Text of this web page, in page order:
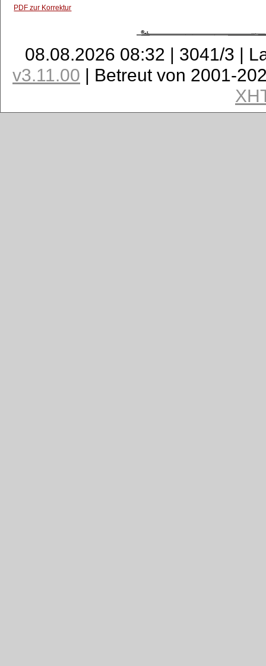
PDF zur Korrektur
08.08.2026 08:32 | 3041/3 |
v3.11.00 | Betreut von 2001-